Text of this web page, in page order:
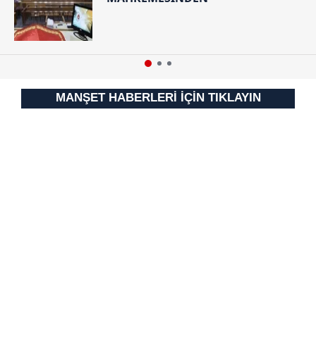
MANŞET HABERLERİ İÇİN TIKLAYIN